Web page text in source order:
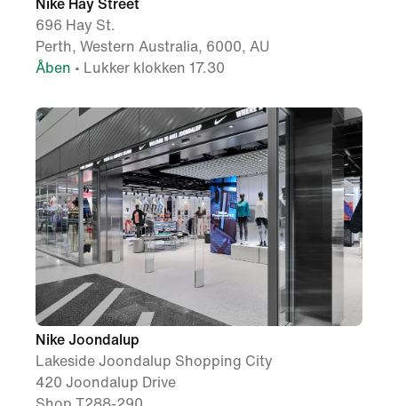
Nike Hay Street
696 Hay St.
Perth, Western Australia, 6000, AU
Åben • Lukker klokken 17.30
Nike Joondalup
Lakeside Joondalup Shopping City
420 Joondalup Drive